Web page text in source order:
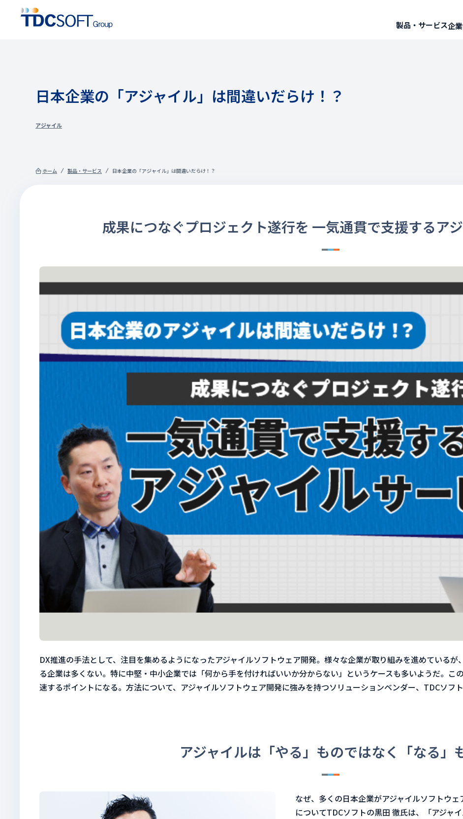
製品・サービス企
日本企業の「アジャイル」は間違いだらけ！？
アジャイル
ホーム 製品・サービス 日本企業の「アジャイル」は間違いだらけ！？
成果につなぐプロジェクト遂行を 一気通貫で支援するア
DX推進の手法として、注目を集めるようになったアジャイルソフトウェア開発。様々な企業が取り組みを進めている
る企業は多くない。特に中堅・中小企業では「何から手を付ければいいか分からない」というケースも多いようだ。こ
速するポイントになる。方法について、アジャイルソフトウェア開発に強みを持つソリューションベンダー、TDCソフト
アジャイルは「やる」ものではなく「なる」
なぜ、多くの日本企業がアジャイルソフトウェ
についてTDCソフトの黒田 徹氏は、「アジャ